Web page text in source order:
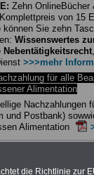
Zehn
von 15
können Sie zehn
Wissenswertes
Nebentätigkeitsrecht
>>>mehr
für alle
Alimentation
Nachzahlungen
und Postbank)
Alimentation
die Richtlinie zur